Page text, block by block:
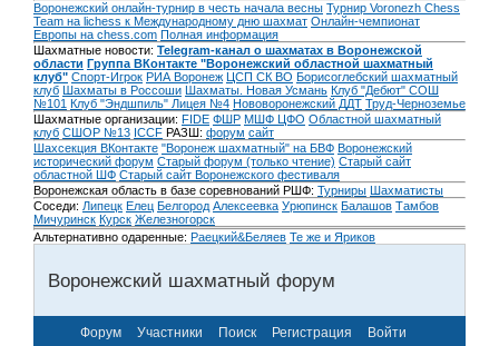
Воронежский онлайн-турнир в честь начала весны Турнир Voronezh Chess
Team на lichess к Международному дню шахмат Онлайн-чемпионат
Европы на chess.com Полная информация
Шахматные новости: Telegram-канал о шахматах в Воронежской
области Группа ВКонтакте "Воронежский областной шахматный
клуб" Спорт-Игрок РИА Воронеж ЦСП СК ВО Борисоглебский шахматный
клуб Шахматы в Россоши Шахматы. Новая Усмань Клуб "Дебют" СОШ
№101 Клуб "Эндшпиль" Лицея №4 Нововоронежский ДДТ Труд-Черноземье
Шахматные организации: FIDE ФШР МШФ ЦФО Областной шахматный
клуб СШОР №13 ICCF РАЗШ: форум сайт
Шахсекция ВКонтакте "Воронеж шахматный" на БВФ Воронежский
исторический форум Cтарый форум (только чтение) Старый сайт
областной ШФ Старый сайт Воронежского фестиваля
Воронежская область в базе соревнований РШФ: Турниры Шахматисты
Соседи: Липецк Елец Белгород Алексеевка Урюпинск Балашов Тамбов
Мичуринск Курск Железногорск
Альтернативно одаренные: Раецкий&Беляев Те же и Яриков
Воронежский шахматный форум
Форум Участники Поиск Регистрация Войти